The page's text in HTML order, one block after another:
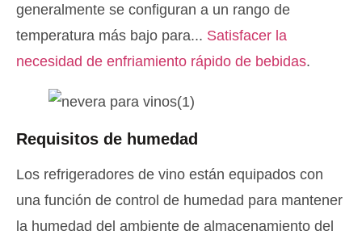
generalmente se configuran a un rango de
temperatura más bajo para... Satisfacer la
necesidad de enfriamiento rápido de bebidas.
Requisitos de humedad
Los refrigeradores de vino están equipados con
una función de control de humedad para mantener
la humedad del ambiente de almacenamiento del